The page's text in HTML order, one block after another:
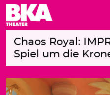
Chaos Royal:
Spiel um die